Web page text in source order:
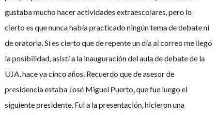
gustaba mucho hacer actividades extraescolares, pero lo
cierto es que nunca había practicado ningún tema de debate ni
de oratoria. Sí es cierto que de repente un día al correo me llegó
la posibilidad, asistí a la inauguración del aula de debate de la
UJA, hace ya cinco años. Recuerdo que de asesor de
presidencia estaba José Miguel Puerto, que fue luego el
siguiente presidente. Fui a la presentación, hicieron una